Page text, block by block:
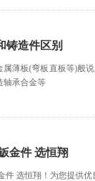
铸造件区别
属薄板(弯板直板等)般
轴承合金等
金件 选恒翔
件 选恒翔！为您提供